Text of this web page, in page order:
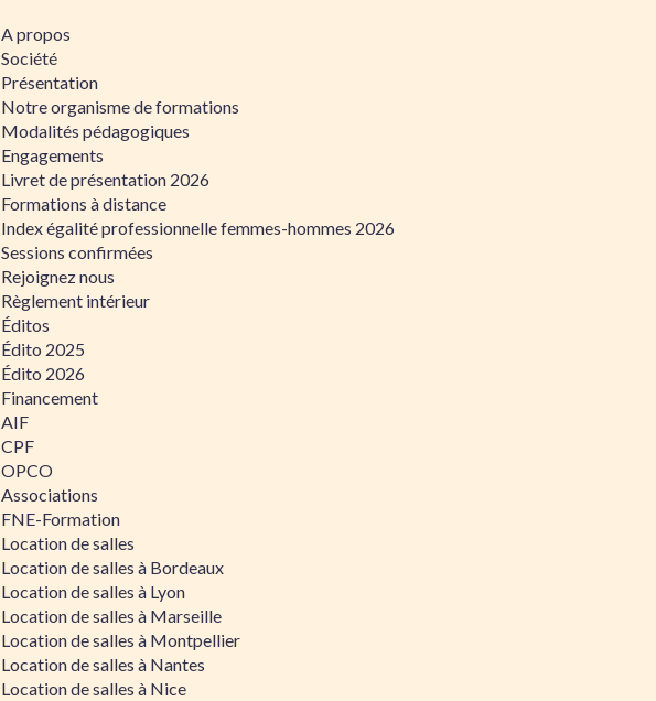
A propos
Société
Présentation
Notre organisme de formations
Modalités pédagogiques
Engagements
Livret de présentation 2026
Formations à distance
Index égalité professionnelle femmes-hommes 2026
Sessions confirmées
Rejoignez nous
Règlement intérieur
Éditos
Édito 2025
Édito 2026
Financement
AIF
CPF
OPCO
Associations
FNE-Formation
Location de salles
Location de salles à Bordeaux
Location de salles à Lyon
Location de salles à Marseille
Location de salles à Montpellier
Location de salles à Nantes
Location de salles à Nice